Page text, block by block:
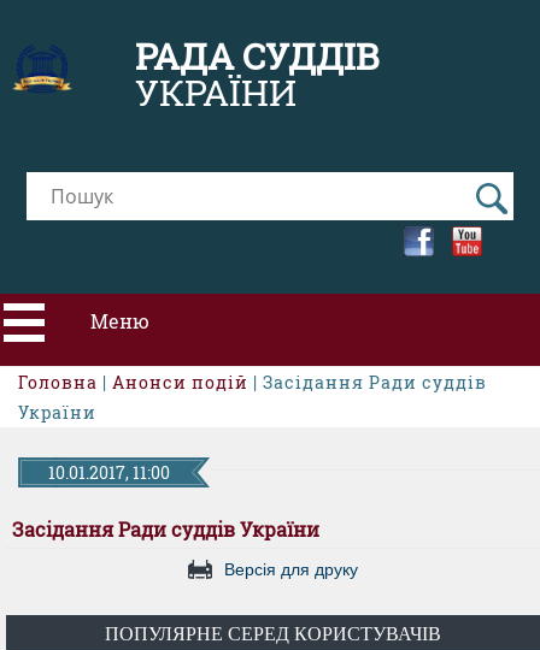
РАДА СУДДІВ
УКРАЇНИ
Меню
ПРО РСУ
КАНДИДАТИ ДО КСУ
Головна | Анонси подій | Засідання Ради суддів
України
10.01.2017, 11:00
Засідання Ради суддів України
Версія для друку
ПОПУЛЯРНЕ СЕРЕД КОРИСТУВАЧІВ